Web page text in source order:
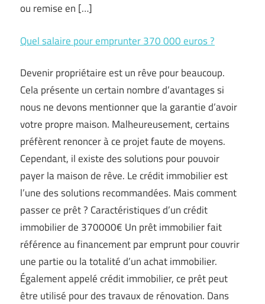
ou remise en […]
Quel salaire pour emprunter 370 000 euros ?
Devenir propriétaire est un rêve pour beaucoup.
Cela présente un certain nombre d’avantages si
nous ne devons mentionner que la garantie d’avoir
votre propre maison. Malheureusement, certains
préfèrent renoncer à ce projet faute de moyens.
Cependant, il existe des solutions pour pouvoir
payer la maison de rêve. Le crédit immobilier est
l’une des solutions recommandées. Mais comment
passer ce prêt ? Caractéristiques d’un crédit
immobilier de 370000€ Un prêt immobilier fait
référence au financement par emprunt pour couvrir
une partie ou la totalité d’un achat immobilier.
Également appelé crédit immobilier, ce prêt peut
être utilisé pour des travaux de rénovation. Dans